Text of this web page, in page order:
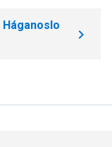
Háganoslo